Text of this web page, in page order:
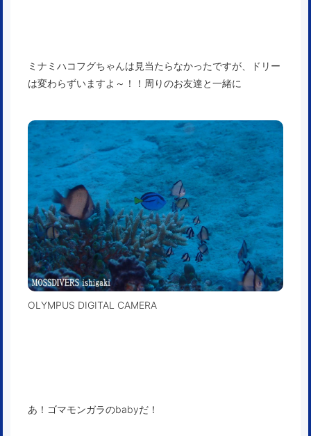
ミナミハコフグちゃんは見当たらなかったですが、ドリー
は変わらずいますよ～！！周りのお友達と一緒に
OLYMPUS DIGITAL CAMERA
あ！ゴマモンガラのbabyだ！